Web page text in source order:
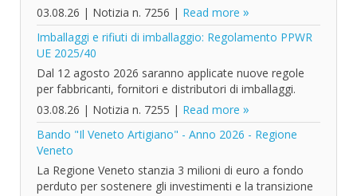
03.08.26 | Notizia n. 7256 | Read more
Imballaggi e rifiuti di imballaggio: Regolamento PPWR
UE 2025/40
Dal 12 agosto 2026 saranno applicate nuove regole
per fabbricanti, fornitori e distributori di imballaggi.
03.08.26 | Notizia n. 7255 | Read more
Bando "Il Veneto Artigiano" - Anno 2026 - Regione
Veneto
La Regione Veneto stanzia 3 milioni di euro a fondo
perduto per sostenere gli investimenti e la transizione